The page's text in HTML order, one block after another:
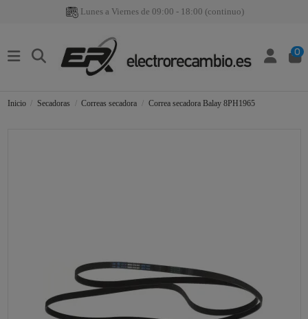
Lunes a Viernes de 09:00 - 18:00 (continuo)
0
Inicio Secadoras Correas secadora Correa secadora Balay 8PH1965